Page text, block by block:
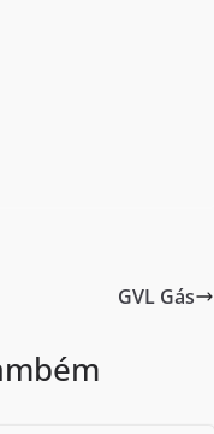
GVL Gás